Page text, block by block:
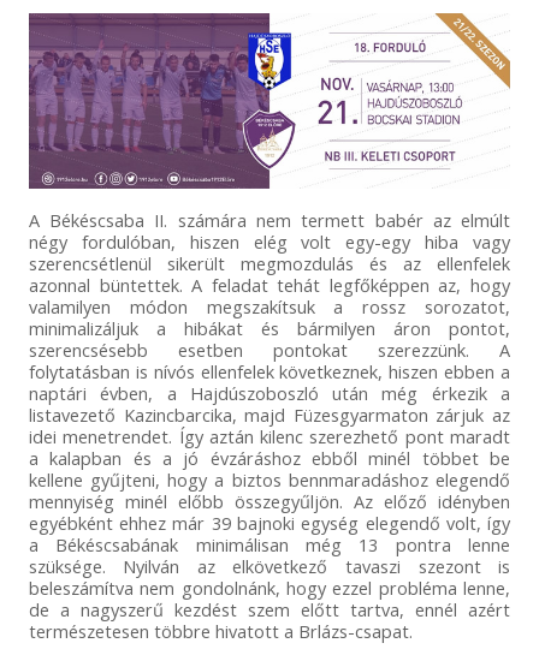
A Békéscsaba II. számára nem termett babér az elmúlt
négy fordulóban, hiszen elég volt egy-egy hiba vagy
szerencsétlenül sikerült megmozdulás és az ellenfelek
azonnal büntettek. A feladat tehát legfőképpen az, hogy
valamilyen módon megszakítsuk a rossz sorozatot,
minimalizáljuk a hibákat és bármilyen áron pontot,
szerencsésebb esetben pontokat szerezzünk. A
folytatásban is nívós ellenfelek következnek, hiszen ebben a
naptári évben, a Hajdúszoboszló után még érkezik a
listavezető Kazincbarcika, majd Füzesgyarmaton zárjuk az
idei menetrendet. Így aztán kilenc szerezhető pont maradt
a kalapban és a jó évzáráshoz ebből minél többet be
kellene gyűjteni, hogy a biztos bennmaradáshoz elegendő
mennyiség minél előbb összegyűljön. Az előző idényben
egyébként ehhez már 39 bajnoki egység elegendő volt, így
a Békéscsabának minimálisan még 13 pontra lenne
szüksége. Nyilván az elkövetkező tavaszi szezont is
beleszámítva nem gondolnánk, hogy ezzel probléma lenne,
de a nagyszerű kezdést szem előtt tartva, ennél azért
természetesen többre hivatott a Brlázs-csapat.